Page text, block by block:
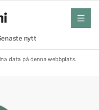
nytt
meny
data på denna webbplats.